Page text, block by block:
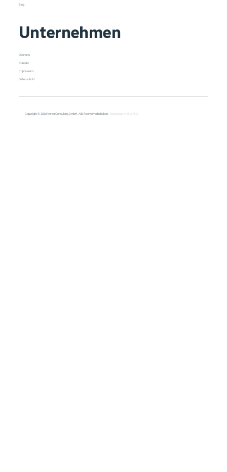
Copyright © 2026 Veroo Consulting GmbH. Alle Rechte vorbehalten. Webdesign by INSYNC.
Unternehmen
Über uns
Kontakt
Impressum
Datenschutz
Blog